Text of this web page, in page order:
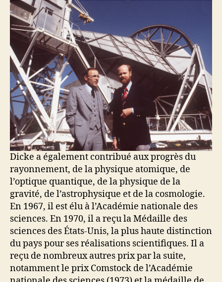
Dicke a également contribué aux progrès du
rayonnement, de la physique atomique, de
l’optique quantique, de la physique de la
gravité, de l’astrophysique et de la cosmologie.
En 1967, il est élu à l’Académie nationale des
sciences. En 1970, il a reçu la Médaille des
sciences des États-Unis, la plus haute distinction
du pays pour ses réalisations scientifiques. Il a
reçu de nombreux autres prix par la suite,
notamment le prix Comstock de l’Académie